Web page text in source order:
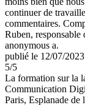
continuer de
commentaires.
Ruben, responsable
anonymous a.
publié le 12/07/2023
5/5
La formation sur la
Communication
Paris, Esplanade